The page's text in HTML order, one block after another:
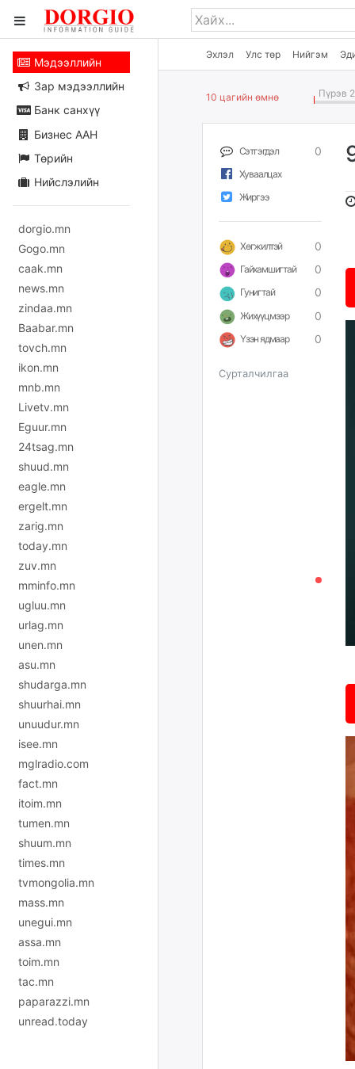
Эхлэл Улс төр Нийгэм
Мэдээллийн
Зар мэдээллийн
Банк санхүү
Бизнес ААН
Төрийн
Нийслэлийн
dorgio.mn
Gogo.mn
caak.mn
news.mn
zindaa.mn
Baabar.mn
tovch.mn
ikon.mn
mnb.mn
Livetv.mn
Eguur.mn
24tsag.mn
shuud.mn
eagle.mn
ergelt.mn
zarig.mn
today.mn
zuv.mn
mminfo.mn
ugluu.mn
urlag.mn
unen.mn
asu.mn
shudarga.mn
shuurhai.mn
unuudur.mn
isee.mn
mglradio.com
fact.mn
itoim.mn
tumen.mn
shuum.mn
times.mn
tvmongolia.mn
mass.mn
unegui.mn
assa.mn
toim.mn
tac.mn
paparazzi.mn
unread.today
10 цагийн өмнө Пүрэв
Сэтгэгдэл 0
Хуваалцах
Жиргээ
Хөгжилтэй 0
Гайхамшигтай 0
Гунигтай 0
Жихүүцмээр 0
Үзэн ядмаар 0
Сурталчилгаа